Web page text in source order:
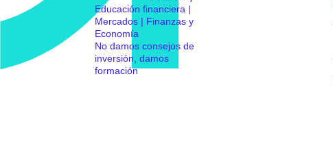
Educación financiera |
Mercados | Finanzas y
Economía
No damos consejos de
inversión, damos
formación